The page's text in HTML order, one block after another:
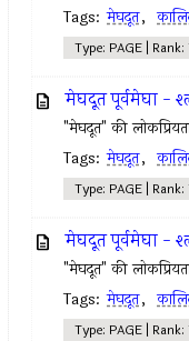
Tags: मेघदूत,
Type: PAGE |
मेघदूत पूर्वमेघा -
"मेघदूत" की
Tags: मेघदूत,
Type: PAGE |
मेघदूत पूर्वमेघा -
"मेघदूत" की
Tags: मेघदूत,
Type: PAGE |